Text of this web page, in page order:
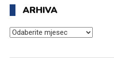
ARHIVA
ARHIVA